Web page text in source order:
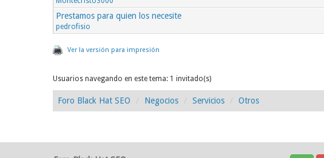
Prestamos para quien los necesite
pedrofisio
Ver la versión para impresión
Usuarios navegando en este tema: 1 invitado(s)
Foro Black Hat SEO Negocios Servicios Otros